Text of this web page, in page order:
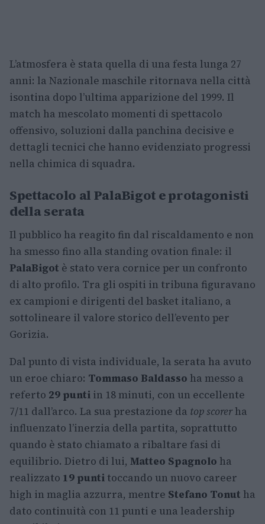
L’atmosfera è stata quella di una festa lunga 27
anni: la Nazionale maschile ritornava nella città
isontina dopo l’ultima apparizione del 1999. Il
match ha mescolato momenti di spettacolo
offensivo, soluzioni dalla panchina decisive e
dettagli tecnici che hanno evidenziato progressi
nella chimica di squadra.
Spettacolo al PalaBigot e protagonisti
della serata
Il pubblico ha reagito fin dal riscaldamento e non
ha smesso fino alla standing ovation finale: il
PalaBigot è stato vera cornice per un confronto
di alto profilo. Tra gli ospiti in tribuna figuravano
ex campioni e dirigenti del basket italiano, a
sottolineare il valore storico dell’evento per
Gorizia.
Dal punto di vista individuale, la serata ha avuto
un eroe chiaro: Tommaso Baldasso ha messo a
referto 29 punti in 18 minuti, con un eccellente
7/11 dall’arco. La sua prestazione da top scorer ha
influenzato l’inerzia della partita, soprattutto
quando è stato chiamato a ribaltare fasi di
equilibrio. Dietro di lui, Matteo Spagnolo ha
realizzato 19 punti toccando un nuovo career
high in maglia azzurra, mentre Stefano Tonut ha
dato continuità con 11 punti e una leadership